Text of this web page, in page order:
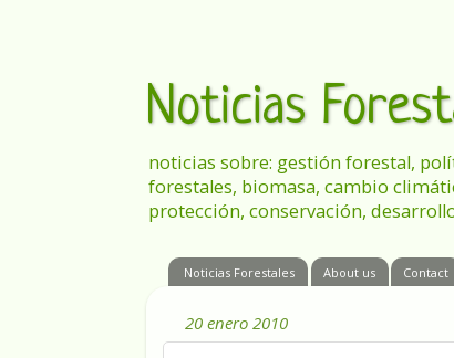
Noticias
noticias sobre: gestión forestal,
forestales, biomasa, cambio
protección, conservación,
Noticias Forestales About us Contact
20 enero 2010